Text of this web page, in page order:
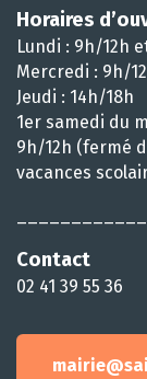
Horaires
Lundi : 9h/12h
Mercredi : 9h/
Jeudi : 14h/18h
1er samedi du
9h/12h (fermé
vacances
Contact
02 41 39 55 36